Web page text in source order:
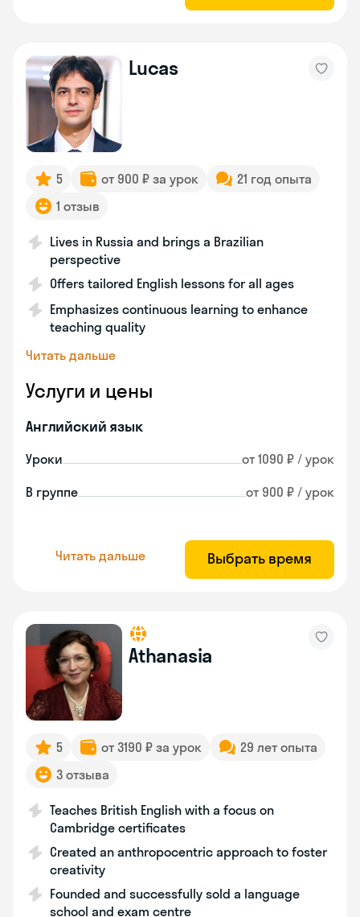
Lucas
5 от 900 ₽ за урок
21 год опыта
1 отзыв
Lives in Russia and brings a Brazilian
perspective
Offers tailored English lessons for all ages
Emphasizes continuous learning to enhance
teaching quality
Читать дальше
Услуги и цены
Английский язык
Уроки от 1090 ₽ / урок
В группе от 900 ₽ / урок
Читать дальше Выбрать время
Athanasia
5 от 3190 ₽ за урок
29 лет опыта
3 отзыва
Teaches British English with a focus on
Cambridge certificates
Created an anthropocentric approach to foster
creativity
Founded and successfully sold a language
school and exam centre